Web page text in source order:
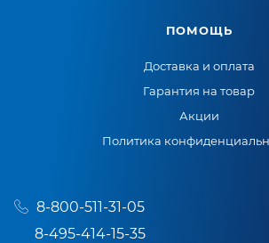
ПОМОЩЬ
Доставка и оплата
Гарантия на товар
Акции
Политика
8-800-511-31-05
8-495-414-15-35